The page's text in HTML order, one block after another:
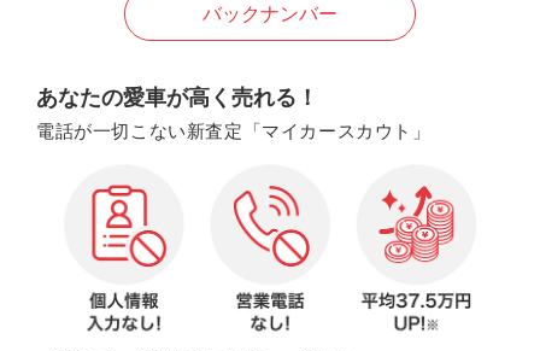
バックナンバー
あなたの愛車が高く売れる！
電話が一切こない新査定「マイカースカウト」